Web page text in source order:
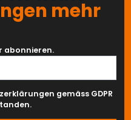
mehr
abonnieren.
gemäss GDPR